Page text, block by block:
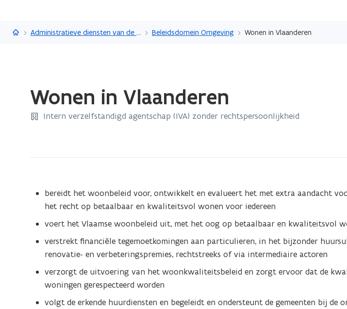
Vlaanderen.be Administratieve diensten van de Vlaamse overheid Beleidsdomein Omgeving Wonen in Vlaanderen
laden.
Vlaanderen
Wonen in Vlaanderen
Intern verzelfstandigd agentschap (IVA) zonder rechtspersoonlijkheid
bereidt het woonbeleid voor, ontwikkelt en evalueert het met extra aandacht
het recht op betaalbaar en kwaliteitsvol wonen voor iedereen
voert het Vlaamse woonbeleid uit, met het oog op betaalbaar en kwaliteitsvol
verstrekt financiële tegemoetkomingen aan particulieren, in het bijzonder
renovatie- en verbeteringspremies, rechtstreeks of via intermediaire actoren
verzorgt de uitvoering van het woonkwaliteitsbeleid en zorgt ervoor dat de
woningen gerespecteerd worden
volgt de erkende huurdiensten en begeleidt en ondersteunt de gemeenten bij de